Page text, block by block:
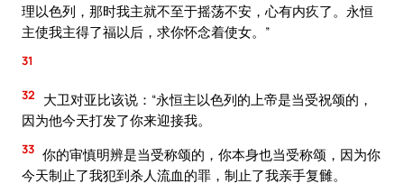
理以色列，那时我主就不至于摇荡不安，心有内疚了。永恒
主使我主得了福以后，求你怀念着使女。”
31
32
大卫对亚比该说：“永恒主以色列的上帝是当受祝颂的，
因为他今天打发了你来迎接我。
33 你的审慎明辨是当受称颂的，你本身也当受称颂，因为你
今天制止了我犯到杀人流血的罪，制止了我亲手复雠。